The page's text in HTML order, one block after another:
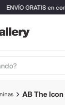
ENVÍO GRATIS en
AB The